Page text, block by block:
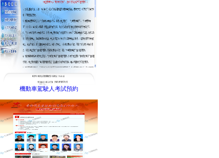
機動車駕駛人考試預約